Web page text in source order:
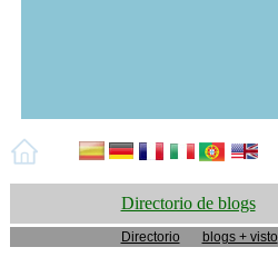
Directorio de blogs
Directorio blogs + visto